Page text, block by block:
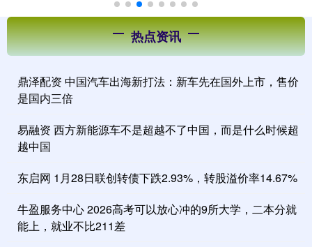
热点资讯
鼎泽配资 中国汽车出海新打法：新车先在国外上市，售价
是国内三倍
易融资 西方新能源车不是超越不了中国，而是什么时候超
越中国
东启网 1月28日联创转债下跌2.93%，转股溢价率14.67%
牛盈服务中心 2026高考可以放心冲的9所大学，二本分就
能上，就业不比211差